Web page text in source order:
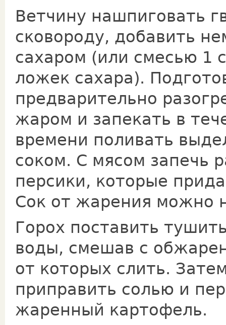
Ветчину нашпиговать
сковороду, добавить
сахаром (или смесью 1
ложек сахара).
предварительно
жаром и запекать в
времени поливать
соком. С мясом запечь
персики, которые
Сок от жарения можно
Горох поставить
воды, смешав с
от которых слить.
приправить солью и
жаренный картофель.